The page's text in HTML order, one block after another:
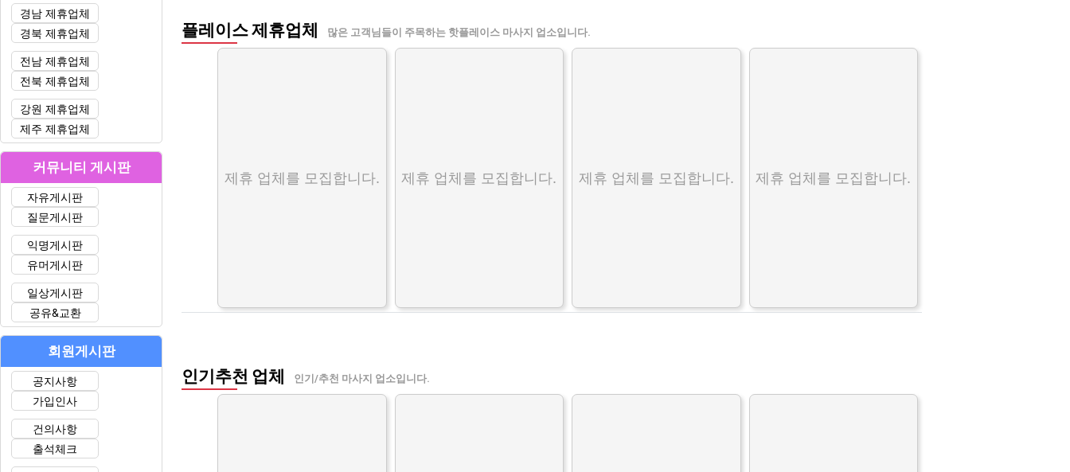
플레이스 제휴업체 많은 고객님들이 주목하는 핫플레이스 마사지 업소입니다.
제휴 업체를 모집합니다. 제휴 업체를 모집합니다. 제휴 업체를 모집합니다. 제휴 업체를 모집합니다.
인기추천 업체 인기/추천 마사지 업소입니다.
경남 제휴업체
경북 제휴업체
전남 제휴업체
전북 제휴업체
강원 제휴업체
제주 제휴업체
커뮤니티 게시판
자유게시판
질문게시판
익명게시판
유머게시판
일상게시판
공유&교환
회원게시판
공지사항
가입인사
건의사항
출석체크